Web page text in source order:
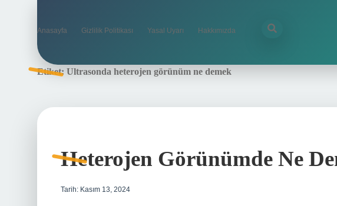
Anasayfa Gizlilik Politikası Yasal Uyarı Hakkımızda
Etiket: Ultrasonda heterojen görünüm ne demek
Heterojen Görünümde Ne
Tarih: Kasım 13, 2024